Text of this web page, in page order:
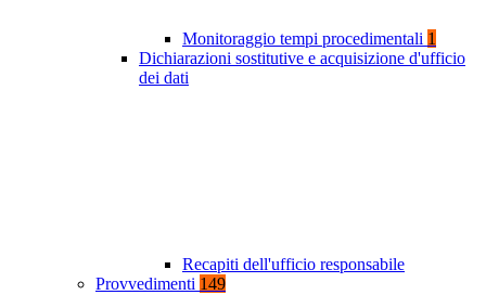
Monitoraggio tempi procedimentali 1
Dichiarazioni sostitutive e acquisizione d'ufficio
dei dati
Recapiti dell'ufficio responsabile
Provvedimenti 149